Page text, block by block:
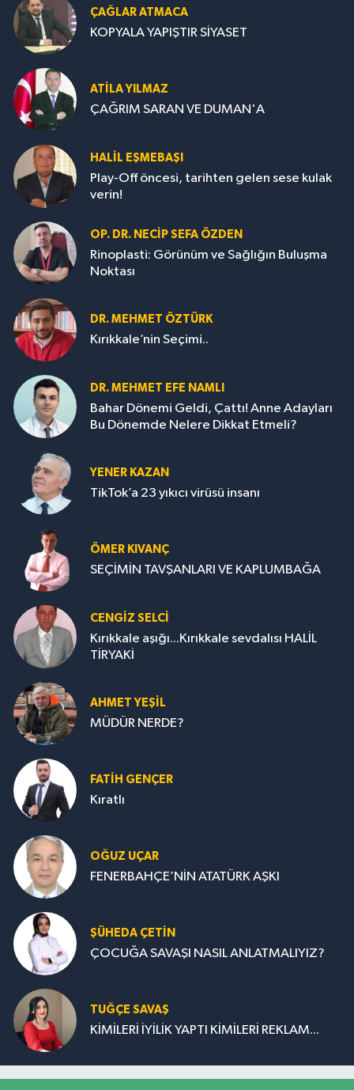
ÇAĞLAR ATMACA
KOPYALA YAPIŞTIR SİYASET
ATILA YILMAZ
ÇAĞRIM SARAN VE DUMAN'A
HALIL EŞMEBAŞI
Play-Off öncesi, tarihten gelen sese kulak
verin!
OP. DR. NECIP SEFA ÖZDEN
Rinoplasti: Görünüm ve Sağlığın Buluşma
Noktası
DR. MEHMET ÖZTÜRK
Kırıkkale’nin Seçimi..
DR. MEHMET EFE NAMLI
Bahar Dönemi Geldi, Çattı! Anne Adayları
Bu Dönemde Nelere Dikkat Etmeli?
YENER KAZAN
TikTok’a 23 yıkıcı virüsü insanı
ÖMER KIVANÇ
SEÇİMİN TAVŞANLARI VE KAPLUMBAĞA
CENGİZ SELCİ
Kırıkkale aşığı...Kırıkkale sevdalısı HALİL
TİRYAKİ
AHMET YEŞİL
MÜDÜR NERDE?
FATIH GENÇER
Kıratlı
OĞUZ UÇAR
FENERBAHÇE’NİN ATATÜRK AŞKI
ŞÜHEDA ÇETİN
ÇOCUĞA SAVAŞI NASIL ANLATMALIYIZ?
TUĞÇE SAVAŞ
KİMİLERİ İYİLİK YAPTI KİMİLERİ REKLAM...